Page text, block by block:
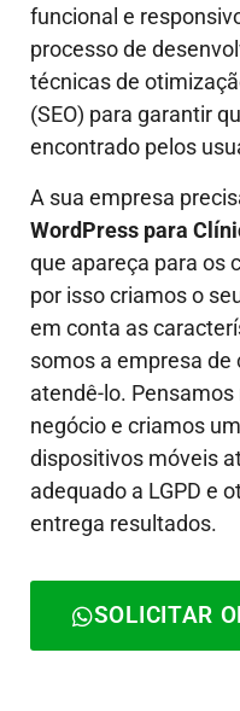
funcional e
processo de
técnicas de
(SEO) para garantir
encontrado pelos
A sua empresa
WordPress para
que apareça para os
por isso criamos o
em conta as
somos a empresa de
atendê-lo. Pensamos
negócio e criamos
dispositivos móveis
adequado a LGPD e
entrega resultados.
SOLICITAR